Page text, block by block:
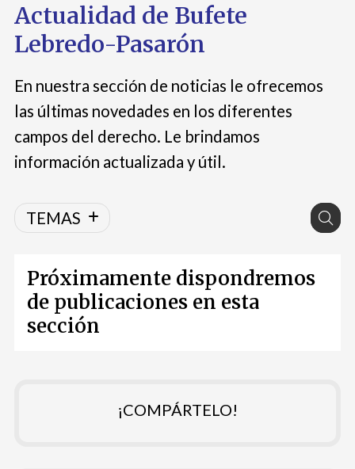
Actualidad de Bufete
Lebredo-Pasarón
En nuestra sección de noticias le ofrecemos
las últimas novedades en los diferentes
campos del derecho. Le brindamos
información actualizada y útil.
TEMAS
Próximamente dispondremos
de publicaciones en esta
sección
¡COMPÁRTELO!